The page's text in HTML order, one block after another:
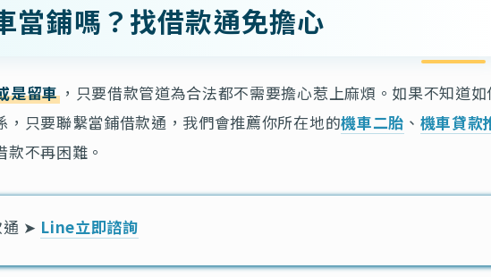
當鋪嗎？找借款通免擔心
是留車，只要借款管道為合法都不需要擔心惹上麻煩。如果不知道如
，只要聯繫當鋪借款通，我們會推薦你所在地的機車二胎 、 機車貸款
款不再困難。
通 ➤ Line立即諮詢